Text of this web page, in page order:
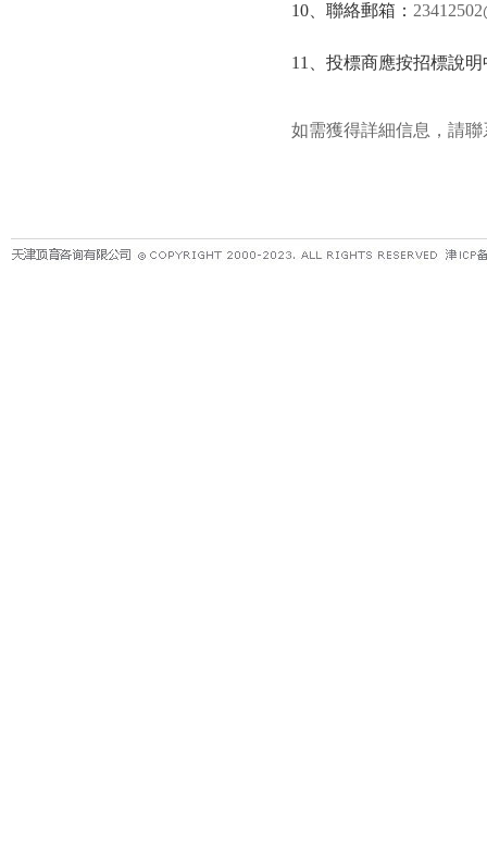
10 、聯絡郵箱：
11 、投標商應按招標說
如需獲得詳細信息，請聯